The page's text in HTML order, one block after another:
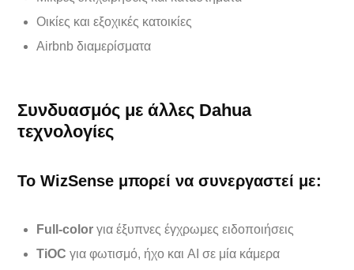
Οικίες και εξοχικές κατοικίες
Airbnb διαμερίσματα
Συνδυασμός με άλλες Dahua
τεχνολογίες
Το WizSense μπορεί να συνεργαστεί με:
Full-color για έξυπνες έγχρωμες ειδοποιήσεις
TiOC για φωτισμό, ήχο και AI σε μία κάμερα